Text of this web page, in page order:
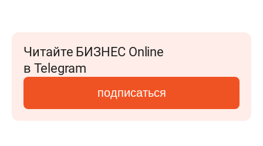
Читайте БИЗНЕС Online
в Telegram
подписаться